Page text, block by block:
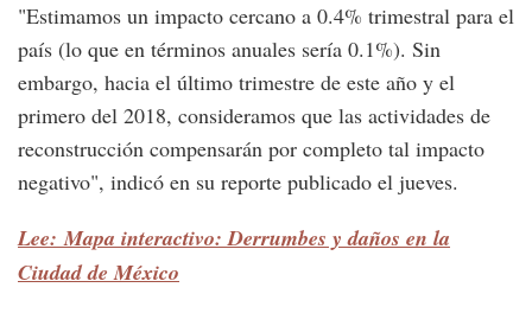
"Estimamos un impacto cercano a 0.4% trimestral para el
país (lo que en términos anuales sería 0.1%). Sin
embargo, hacia el último trimestre de este año y el
primero del 2018, consideramos que las actividades de
reconstrucción compensarán por completo tal impacto
negativo", indicó en su reporte publicado el jueves.
Lee: Mapa interactivo: Derrumbes y daños en la
Ciudad de México